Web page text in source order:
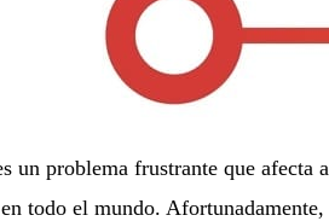
un problema frustrante que afecta a
todo el mundo. Afortunadamente,